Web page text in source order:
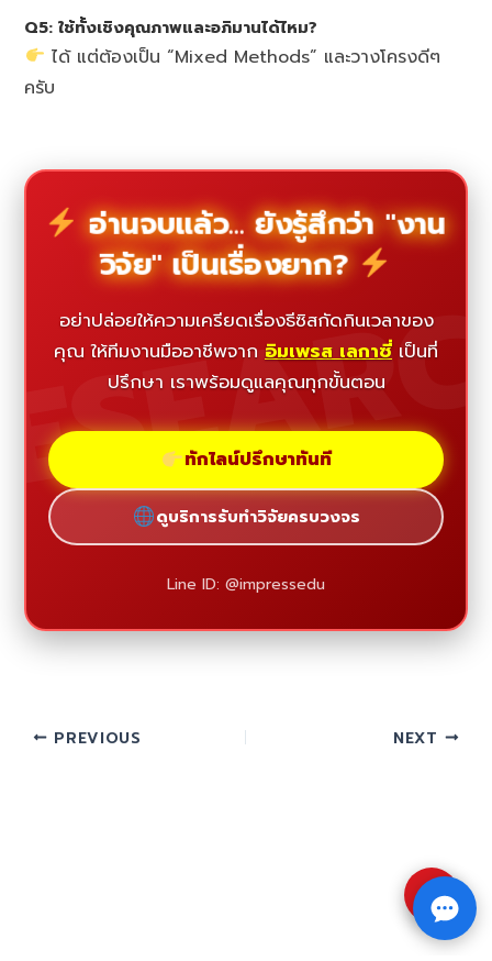
Q5: ใช้ทั้งเชิงคุณภาพและอภิมานได้ไหม?
ได้ แต่ต้องเป็น “Mixed Methods” และวางโครงดีๆ
ครับ
อ่านจบแล้ว... ยังรู้สึกว่า "งาน
วิจัย" เป็นเรื่องยาก?
อย่าปล่อยให้ความเครียดเรื่องธีซิสกัดกินเวลาของ
คุณ ให้ทีมงานมืออาชีพจาก อิมเพรส เลกาซี่ เป็นที่
ปรึกษา เราพร้อมดูแลคุณทุกขั้นตอน
ทักไลน์ปรึกษาทันที
ดูบริการรับทำวิจัยครบวงจร
Line ID: @impressedu
PREVIOUS NEXT
⇧